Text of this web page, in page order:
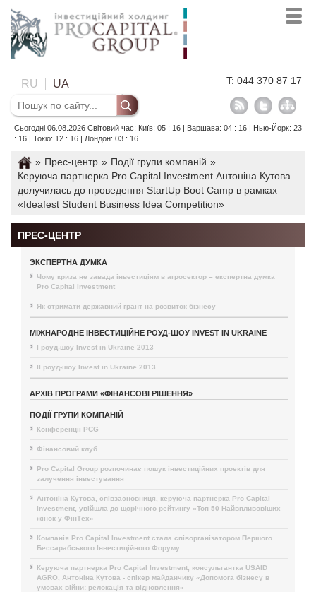
RU UA T: 044 370 87 17
Сьогодні 06.08.2026 Світовий час: Київ: 05 : 16 | Варшава: 04 : 16 | Нью-Йорк: 23
: 16 | Токіо: 12 : 16 | Лондон: 03 : 16
» Прес-центр » Події групи компаній »
Керуюча партнерка Pro Capital Investment Антоніна Кутова
долучилась до проведення StartUp Boot Camp в рамках
«Ideafest Student Business Idea Competition»
ПРЕС-ЦЕНТР
ЭКСПЕРТНА ДУМКА
Чому криза не завада інвестиціям в агросектор – експертна думка
Pro Capital Investment
Як отримати державний грант на розвиток бізнесу
МІЖНАРОДНЕ ІНВЕСТИЦІЙНЕ РОУД-ШОУ INVEST IN UKRAINE
I роуд-шоу Invest in Ukraine 2013
II роуд-шоу Invest in Ukraine 2013
АРХІВ ПРОГРАМИ «ФІНАНСОВІ РІШЕННЯ»
ПОДІЇ ГРУПИ КОМПАНІЙ
Конференції PCG
Фінансовий клуб
Pro Capital Group розпочинає пошук інвестиційних проектів для
залучення інвестування
Антоніна Кутова, співзасновниця, керуюча партнерка Pro Capital
Investment, увійшла до щорічного рейтингу «Топ 50 Найвпливовіших
жінок у ФінТех»
Компанія Pro Capital Investment стала співорганізатором Першого
Бессарабського Інвестиційного Форуму
Керуюча партнерка Pro Capital Investment, консультантка USAID
AGRO, Антоніна Кутова - спікер майданчику «Допомога бізнесу в
умовах війни: релокація та відновлення»